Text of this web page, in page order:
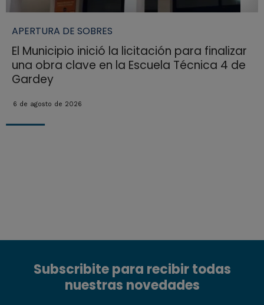
APERTURA DE SOBRES
El Municipio inició la licitación para finalizar
una obra clave en la Escuela Técnica 4 de
Gardey
6 de agosto de 2026
Subscribite para recibir todas
nuestras novedades